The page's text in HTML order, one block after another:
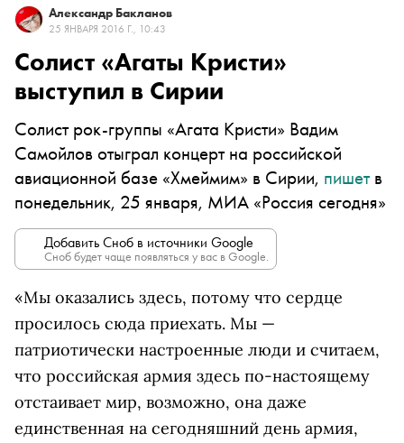
Александр Бакланов
25 ЯНВАРЯ 2016 Г., 10:43
Солист «Агаты Кристи»
выступил в Сирии
Солист рок-группы «Агата Кристи» Вадим
Самойлов отыграл концерт на российской
авиационной базе «Хмеймим» в Сирии, пишетв
понедельник, 25 января, МИА «Россия сегодня»
Добавить Сноб в источники Google
Сноб будет чаще появляться у вас в Google.
«Мы оказались здесь, потому что сердце
просилось сюда приехать. Мы —
патриотически настроенные люди и считаем,
что российская армия здесь по-настоящему
отстаивает мир, возможно, она даже
единственная на сегодняшний день армия,